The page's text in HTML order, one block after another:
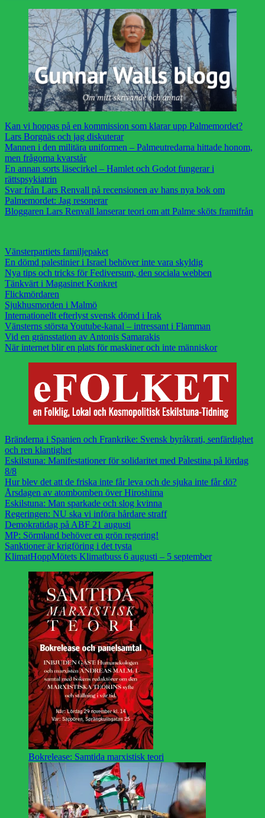
Kan vi hoppas på en kommission som klarar upp Palmemordet?
Lars Borgnäs och jag diskuterar
Mannen i den militära uniformen – Palmeutredarna hittade honom,
men frågorna kvarstår
En annan sorts läsecirkel – Hamlet och Godot fungerar i
rättspsykiatrin
Svar från Lars Renvall på recensionen av hans nya bok om
Palmemordet: Jag resonerar
Bloggaren Lars Renvall lanserar teori om att Palme sköts framifrån
Vänsterpartiets familjepaket
En dömd palestinier i Israel behöver inte vara skyldig
Nya tips och tricks för Fediversum, den sociala webben
Tänkvärt i Magasinet Konkret
Flickmördaren
Sjukhusmorden i Malmö
Internationellt efterlyst svensk dömd i Irak
Vänsterns största Youtube-kanal – intressant i Flamman
Vid en gränsstation av Antonis Samarakis
När internet blir en plats för maskiner och inte människor
Bränderna i Spanien och Frankrike: Svensk byråkrati, senfärdighet
och ren klantighet
Eskilstuna: Manifestationer för solidaritet med Palestina på lördag
8/8
Hur blev det att de friska inte får leva och de sjuka inte får dö?
Årsdagen av atombomben över Hiroshima
Eskilstuna: Man sparkade och slog kvinna
Regeringen: NU ska vi införa hårdare straff
Demokratidag på ABF 21 augusti
MP: Sörmland behöver en grön regering!
Sanktioner är krigföring i det tysta
KlimatHoppMötets Klimatbuss 6 augusti – 5 september
Bokrelease: Samtida marxistisk teori